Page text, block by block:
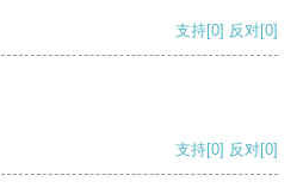
支持[0] 反对[0]
支持[0] 反对[0]